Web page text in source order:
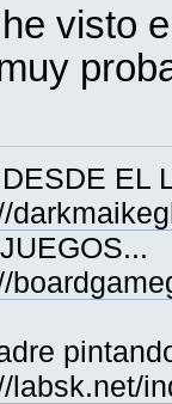
visto
EL
labsk.net/